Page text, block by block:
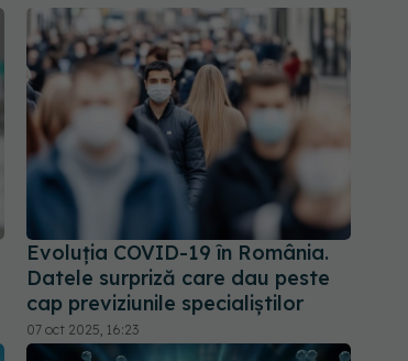
Evoluția COVID-19 în România.
Datele surpriză care dau peste
cap previziunile specialiștilor
07 oct 2025, 16:23